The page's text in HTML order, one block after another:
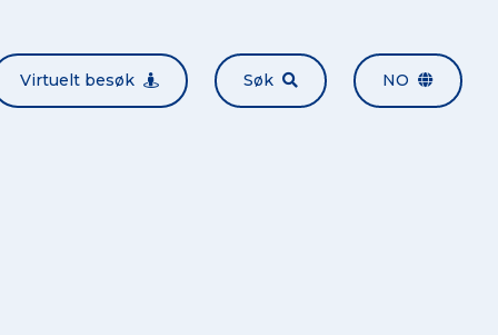
Virtuelt besøk Søk NO